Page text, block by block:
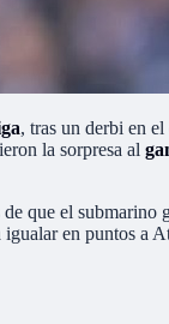
, tras un derbi en
la sorpresa al
que el
en puntos a